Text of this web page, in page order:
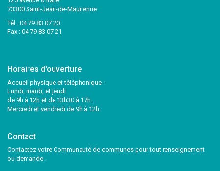
73300 Saint-Jean-de-Maurienne
Tél : 04 79 83 07 20
Fax : 04 79 83 07 21
Horaires d'ouverture
Accueil physique et téléphonique :
Lundi, mardi, et jeudi
de 9h à 12h et de 13h30 à 17h.
Mercredi et vendredi de 9h à 12h.
Contact
Contactez votre Communauté de communes pour tout renseignement
ou demande.